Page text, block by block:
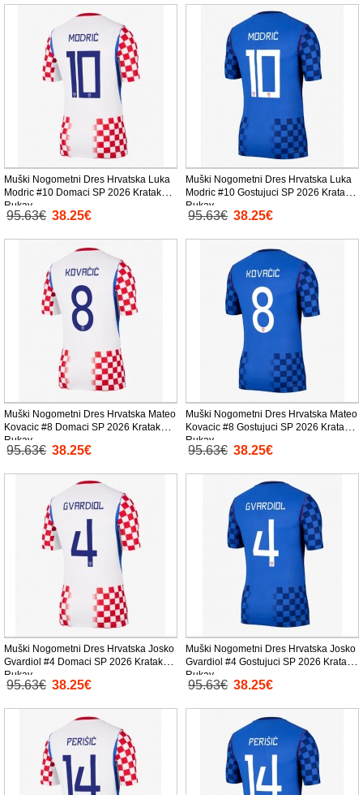
Muški Nogometni Dres Hrvatska Luka
Modric #10 Domaci SP 2026 Kratak
Rukav
95.63€ 38.25€
Muški Nogometni Dres Hrvatska Luka
Modric #10 Gostujuci SP 2026 Kratak
Rukav
95.63€ 38.25€
Muški Nogometni Dres Hrvatska Mateo
Kovacic #8 Domaci SP 2026 Kratak
Rukav
95.63€ 38.25€
Muški Nogometni Dres Hrvatska Mateo
Kovacic #8 Gostujuci SP 2026 Kratak
Rukav
95.63€ 38.25€
Muški Nogometni Dres Hrvatska Josko
Gvardiol #4 Domaci SP 2026 Kratak
Rukav
95.63€ 38.25€
Muški Nogometni Dres Hrvatska Josko
Gvardiol #4 Gostujuci SP 2026 Kratak
Rukav
95.63€ 38.25€